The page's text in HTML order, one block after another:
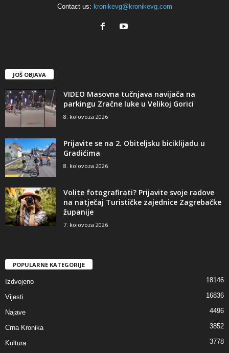
Contact us: kronikevg@kronikevg.com
JOŠ OBJAVA
VIDEO Masovna tučnjava navijača na
parkingu Zračne luke u Velikoj Gorici
8. kolovoza 2026
Prijavite se na 2. Obiteljsku biciklijadu u
Gradićima
8. kolovoza 2026
Volite fotografirati? Prijavite svoje radove
na natječaj Turističke zajednice Zagrebačke
županije
7. kolovoza 2026
POPULARNE KATEGORIJE
Izdvojeno 18146
Vijesti 16836
Najave 4496
Crna Kronika 3852
Kultura 3778